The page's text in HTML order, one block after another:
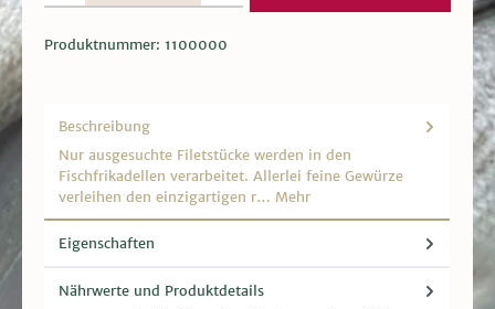
Produktnummer: 1100000
Beschreibung
Nur ausgesuchte Filetstücke werden in den
Fischfrikadellen verarbeitet. Allerlei feine Gewürze
verleihen den einzigartigen r… Mehr
Eigenschaften
Nährwerte und Produktdetails